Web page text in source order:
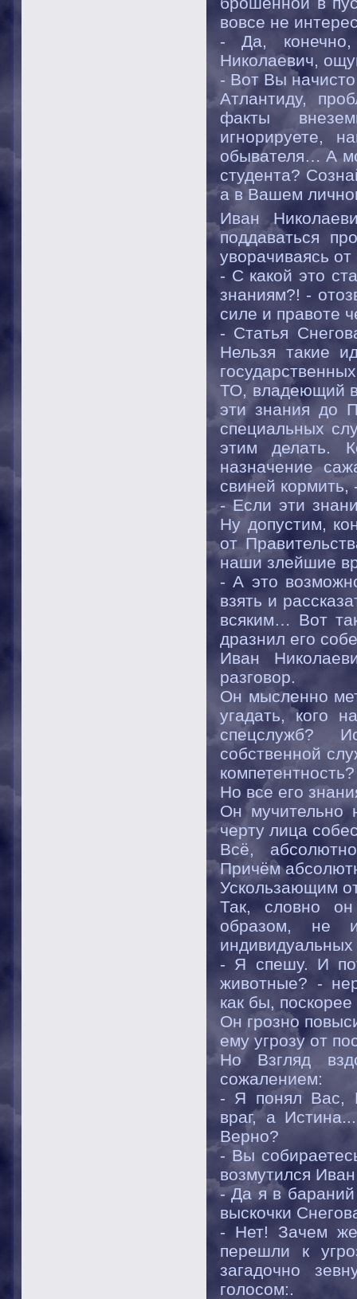
вовсе не
- Да,
Николаевич,
- Вот Вы
Атлантиду,
факты
игнорируете,
обывателя… А
студента?
а в Вашем
Иван
поддаваться
уворачиваясь
- С какой это
знаниям?! -
силе и правоте
- Статья
Нельзя такие
ТО, владеющий
эти знания до
специальных
этим делать.
назначение
свиней
- Если эти
Ну допустим,
от
наши злейшие
- А это
взять и
всяким… Вот
дразнил его
Иван
разговор.
Он мысленно
угадать, кого
спецслужб?
собственной
компетентность?
Но все его
Он мучительно
черту лица
Всё,
Причём
Ускользающим
Так, словно он
образом, не
- Я спешу. И
животные? -
как бы, поскорее
Он грозно
ему угрозу от
Но Взгляд
сожалением:
- Я понял Вас,
враг, а
Верно?
- Вы
возмутился
- Да я в бараний
выскочки
- Нет! Зачем
перешли к
загадочно
голосом:.